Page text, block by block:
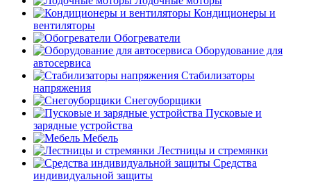
Кондиционеры и
вентиляторы
Обогреватели
Оборудование для
автосервиса
Стабилизаторы
напряжения
Снегоуборщики
Пусковые и
зарядные устройства
Мебель
Лестницы и стремянки
Средства
индивидуальной защиты